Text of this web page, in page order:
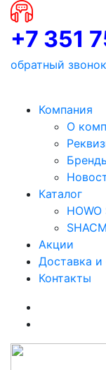
+7 351
обратный звонок
Компания
О
Каталог
HOWO
Акции
Доставка и
Контакты